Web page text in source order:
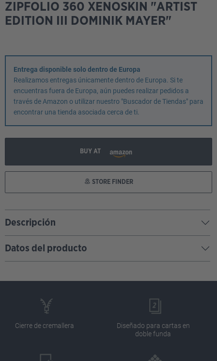
ZIPFOLIO 360 XENOSKIN "ARTIST
EDITION III DOMINIK MAYER"
Entrega disponible solo dentro de Europa
Realizamos entregas únicamente dentro de Europa. Si te
encuentras fuera de Europa, aún puedes realizar pedidos a
través de Amazon o utilizar nuestro "Buscador de Tiendas" para
encontrar una tienda asociada cerca de ti.
BUY AT
STORE FINDER
Descripción
Datos del producto
Cierre de cremallera
Diseñado para cartas en
doble funda